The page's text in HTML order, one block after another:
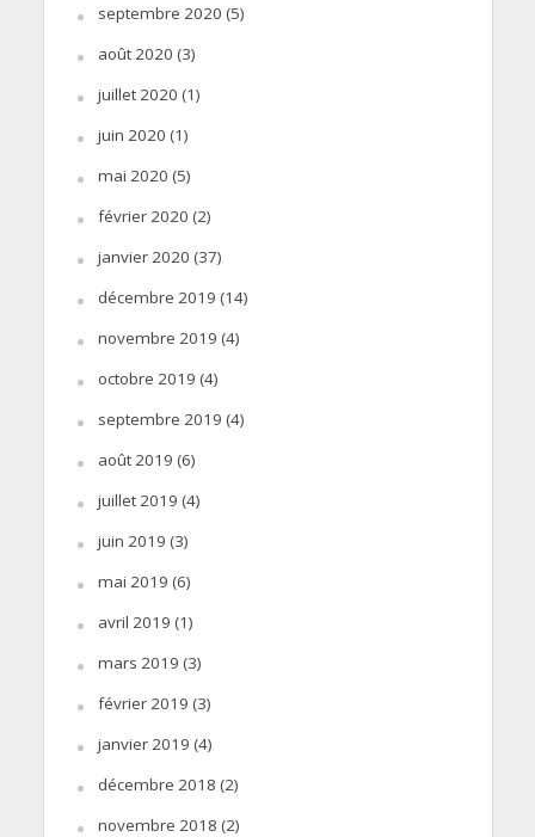
septembre 2020 (5)
août 2020 (3)
juillet 2020 (1)
juin 2020 (1)
mai 2020 (5)
février 2020 (2)
janvier 2020 (37)
décembre 2019 (14)
novembre 2019 (4)
octobre 2019 (4)
septembre 2019 (4)
août 2019 (6)
juillet 2019 (4)
juin 2019 (3)
mai 2019 (6)
avril 2019 (1)
mars 2019 (3)
février 2019 (3)
janvier 2019 (4)
décembre 2018 (2)
novembre 2018 (2)